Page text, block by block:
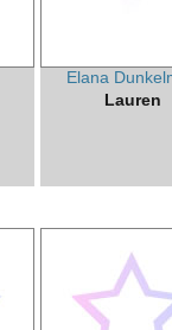
Elana
Lauren